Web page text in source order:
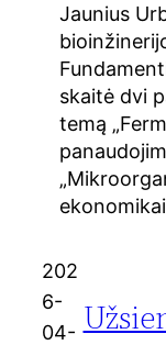
Jaunius
skaitė dvi
temą
202
6-
04-